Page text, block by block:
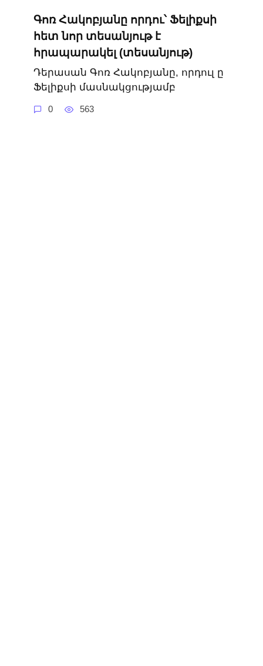
Գոռ Հակոբյանը որդու՝ Ֆելիքսի
հետ նոր տեսանյութ է
հրապարակել (տեսանյութ)
Դերասան Գոռ Հակոբյանը, որդուլ ը
Ֆելիքսի մասնակցությամբ
0 563